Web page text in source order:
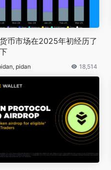
币市场在2025年初经历了
pidan 18,514